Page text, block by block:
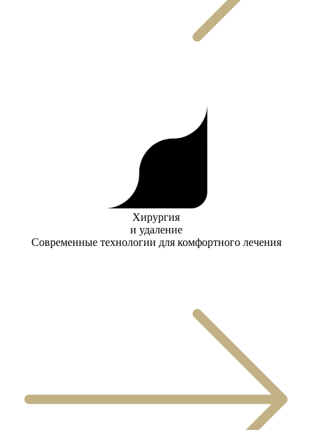
Хирургия
и удаление
Современные технологии для комфортного лечения